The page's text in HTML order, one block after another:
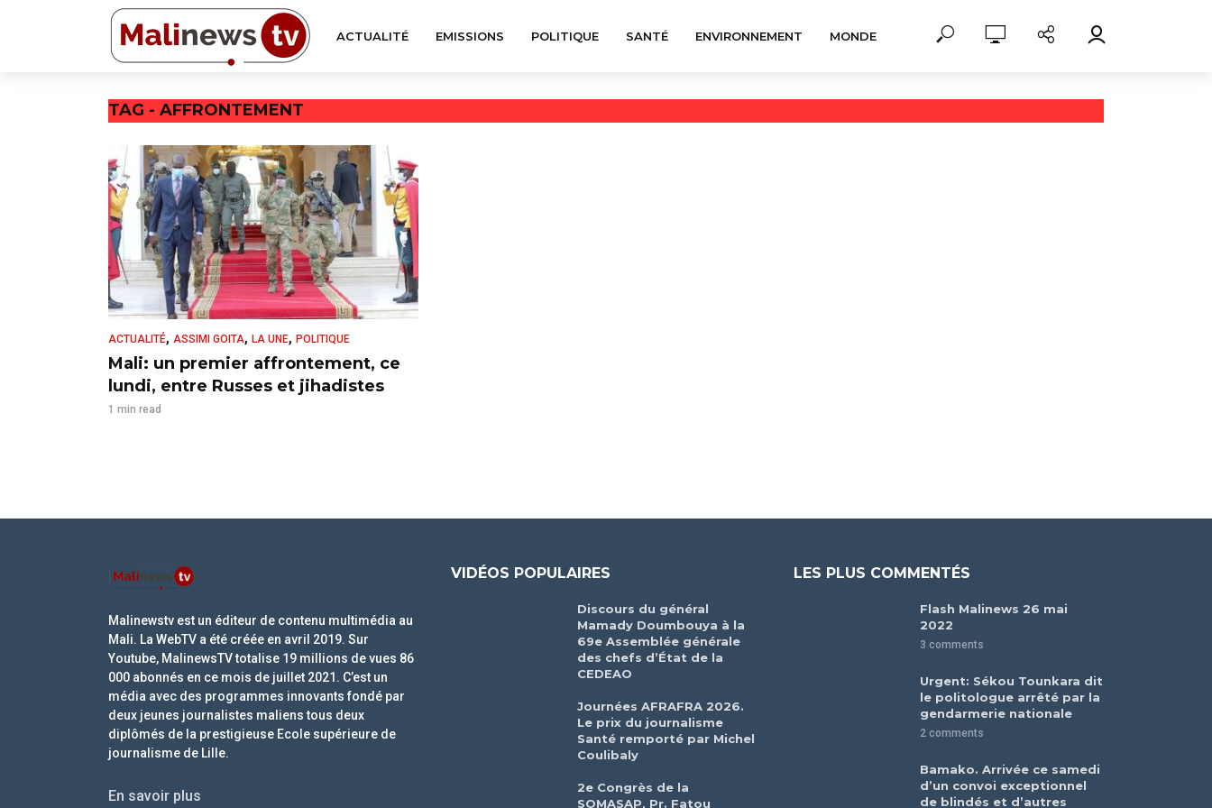
ACTUALITÉ EMISSIONS POLITIQUE SANTÉ ENVIRONNEMENT MONDE
TAG - AFFRONTEMENT
ACTUALITÉ, ASSIMI GOITA, LA UNE, POLITIQUE
Mali: un premier affrontement, ce
lundi, entre Russes et jihadistes
1 min read
Malinewstv est un éditeur de contenu multimédia au
Mali. La WebTV a été créée en avril 2019. Sur
Youtube, MalinewsTV totalise 19 millions de vues 86
000 abonnés en ce mois de juillet 2021. C’est un
média avec des programmes innovants fondé par
deux jeunes journalistes maliens tous deux
diplômés de la prestigieuse Ecole supérieure de
journalisme de Lille.
En savoir plus
VIDÉOS POPULAIRES
Discours du général
Mamady Doumbouya à la
69e Assemblée générale
des chefs d’État de la
CEDEAO
Journées AFRAFRA 2026.
Le prix du journalisme
Santé remporté par Michel
Coulibaly
2e Congrès de la
SOMASAP, Pr. Fatou
LES PLUS COMMENTÉS
Flash Malinews 26 mai
2022
3 comments
Urgent: Sékou Tounkara dit
le politologue arrêté par la
gendarmerie nationale
2 comments
Bamako. Arrivée ce samedi
d’un convoi exceptionnel
de blindés et d’autres